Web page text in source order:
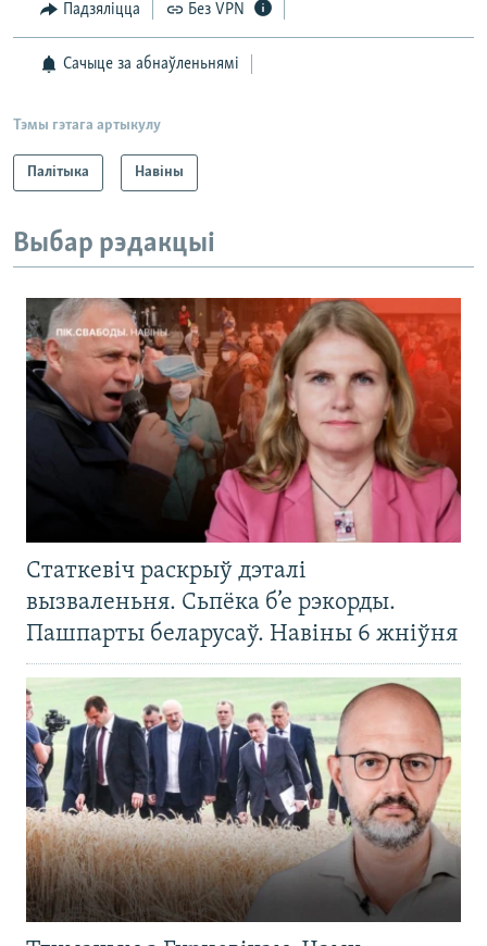
Падзяліцца Без VPN
Сачыце за абнаўленьнямі
Тэмы гэтага артыкулу
Палітыка Навіны
Выбар рэдакцыі
Статкевіч раскрыў дэталі
вызваленьня. Сьпёка б’е рэкорды.
Пашпарты беларусаў. Навіны 6 жніўня